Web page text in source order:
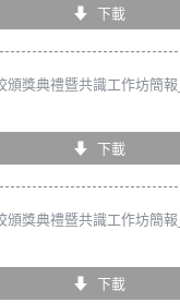
下載
頒獎典禮暨共識工作坊簡
下載
頒獎典禮暨共識工作坊簡報
下載